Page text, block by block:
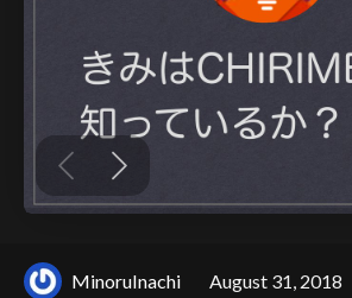
MinoruInachi August 31, 2018